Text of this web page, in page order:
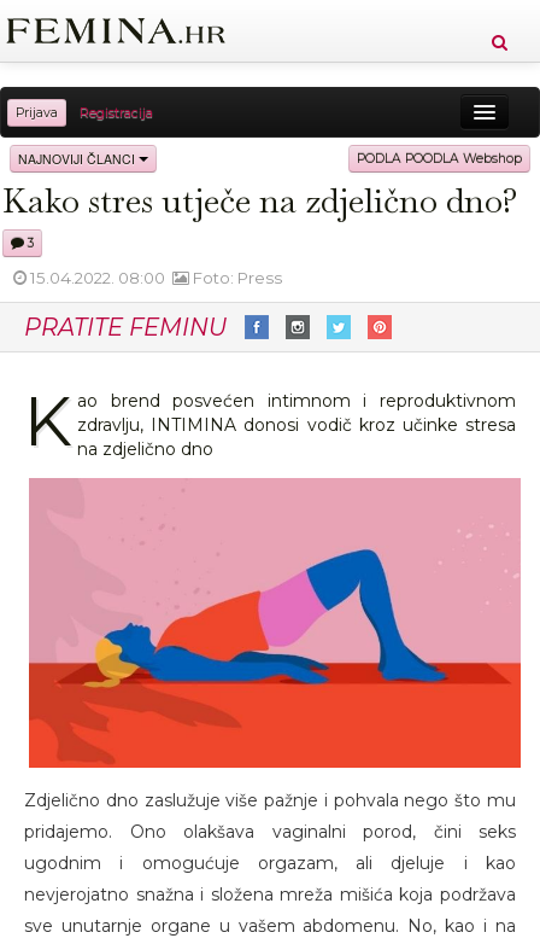
Prijava Registracija
Sreća Zdravlje Vitkost
Moda Ljubav Relax Putovanja Recepti
NAJNOVIJI ČLANCI PODLA POODLA Webshop
Kako stres utječe na zdjelično dno?
3
15.04.2022. 08:00 Foto: Press
PRATITE FEMINU
K ao brend posvećen intimnom i reproduktivnom
zdravlju, INTIMINA donosi vodič kroz učinke stresa
na zdjelično dno
Zdjelično dno zaslužuje više pažnje i pohvala nego što mu
pridajemo. Ono olakšava vaginalni porod, čini seks
ugodnim i omogućuje orgazam, ali djeluje i kao
nevjerojatno snažna i složena mreža mišića koja podržava
sve unutarnje organe u vašem abdomenu. No, kao i na